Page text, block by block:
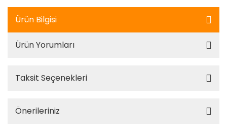
Ürün Bilgisi
Ürün Yorumları
Taksit Seçenekleri
Önerileriniz